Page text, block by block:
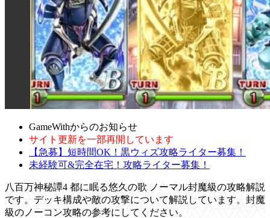
GameWithからのお知らせ
サイト更新を一部再開しています
【急募】短時間OK！黒ウィズ攻略ライター募集！
未経験可&完全在宅！攻略ライター募集！
八百万神秘譚4 都に眠る悠久の歌 ノーマル封魔級の攻略解説
です。デッキ構成や敵の攻撃について解説しています。封魔
級のノーコン攻略の参考にしてください。